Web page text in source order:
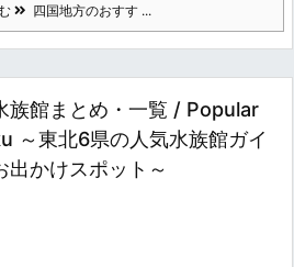
四国地方のおすす ...
族館まとめ・一覧 / Popular
～東北6県の人気水族館ガイ
出かけスポット～